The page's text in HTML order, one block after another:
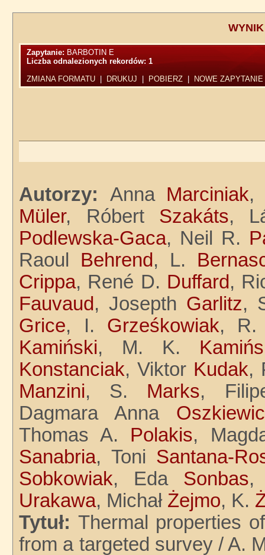
Zapytanie: BARBOTIN E
Liczba odnalezionych rekordów:1
ZMIANA FORMATU
DRUKUJ POBIERZ NOWE ZAPYTANIE
Autorzy: Anna Marciniak,
Müler, Róbert Szakáts,
Podlewska-Gaca, Neil R.
Raoul Behrend, L.
Crippa, René D. Duffard,
Fauvaud, Josepth Garlitz,
Grice, I. Grześkowiak,
Kamiński, M. K.
Konstanciak, Viktor Kudak,
Manzini, S. Marks,
Dagmara Anna
Thomas A. Polakis,
Sanabria, Toni Santana-
Sobkowiak, Eda Sonbas,
Urakawa, Michał Żejmo, K.
Tytuł: Thermal properties
from a targeted survey / A.